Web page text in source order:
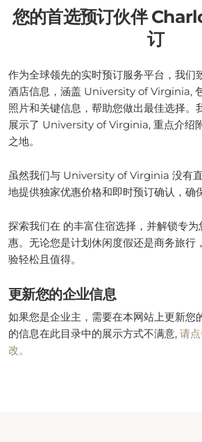
您的首选预订伙伴
订
作为全球领先的实时预订服务平台，我们
酒店信息，涵盖 University of Virginia, 包
照片和关键信息，帮助您做出最佳选择。
展示了 University of Virginia, 重点介绍
之地。
虽然我们与 University of Virginia 没有
地提供独家优惠价格和即时预订确认，确
探索我们在 的丰富住宿选择，并解锁专
惠。无论您是计划休闲度假还是商务旅行
验轻松且值得。
更新您的企业信息
如果您是企业主，需要在本网站上更新您
的信息在此目录中的展示方式不满意, 请
改。